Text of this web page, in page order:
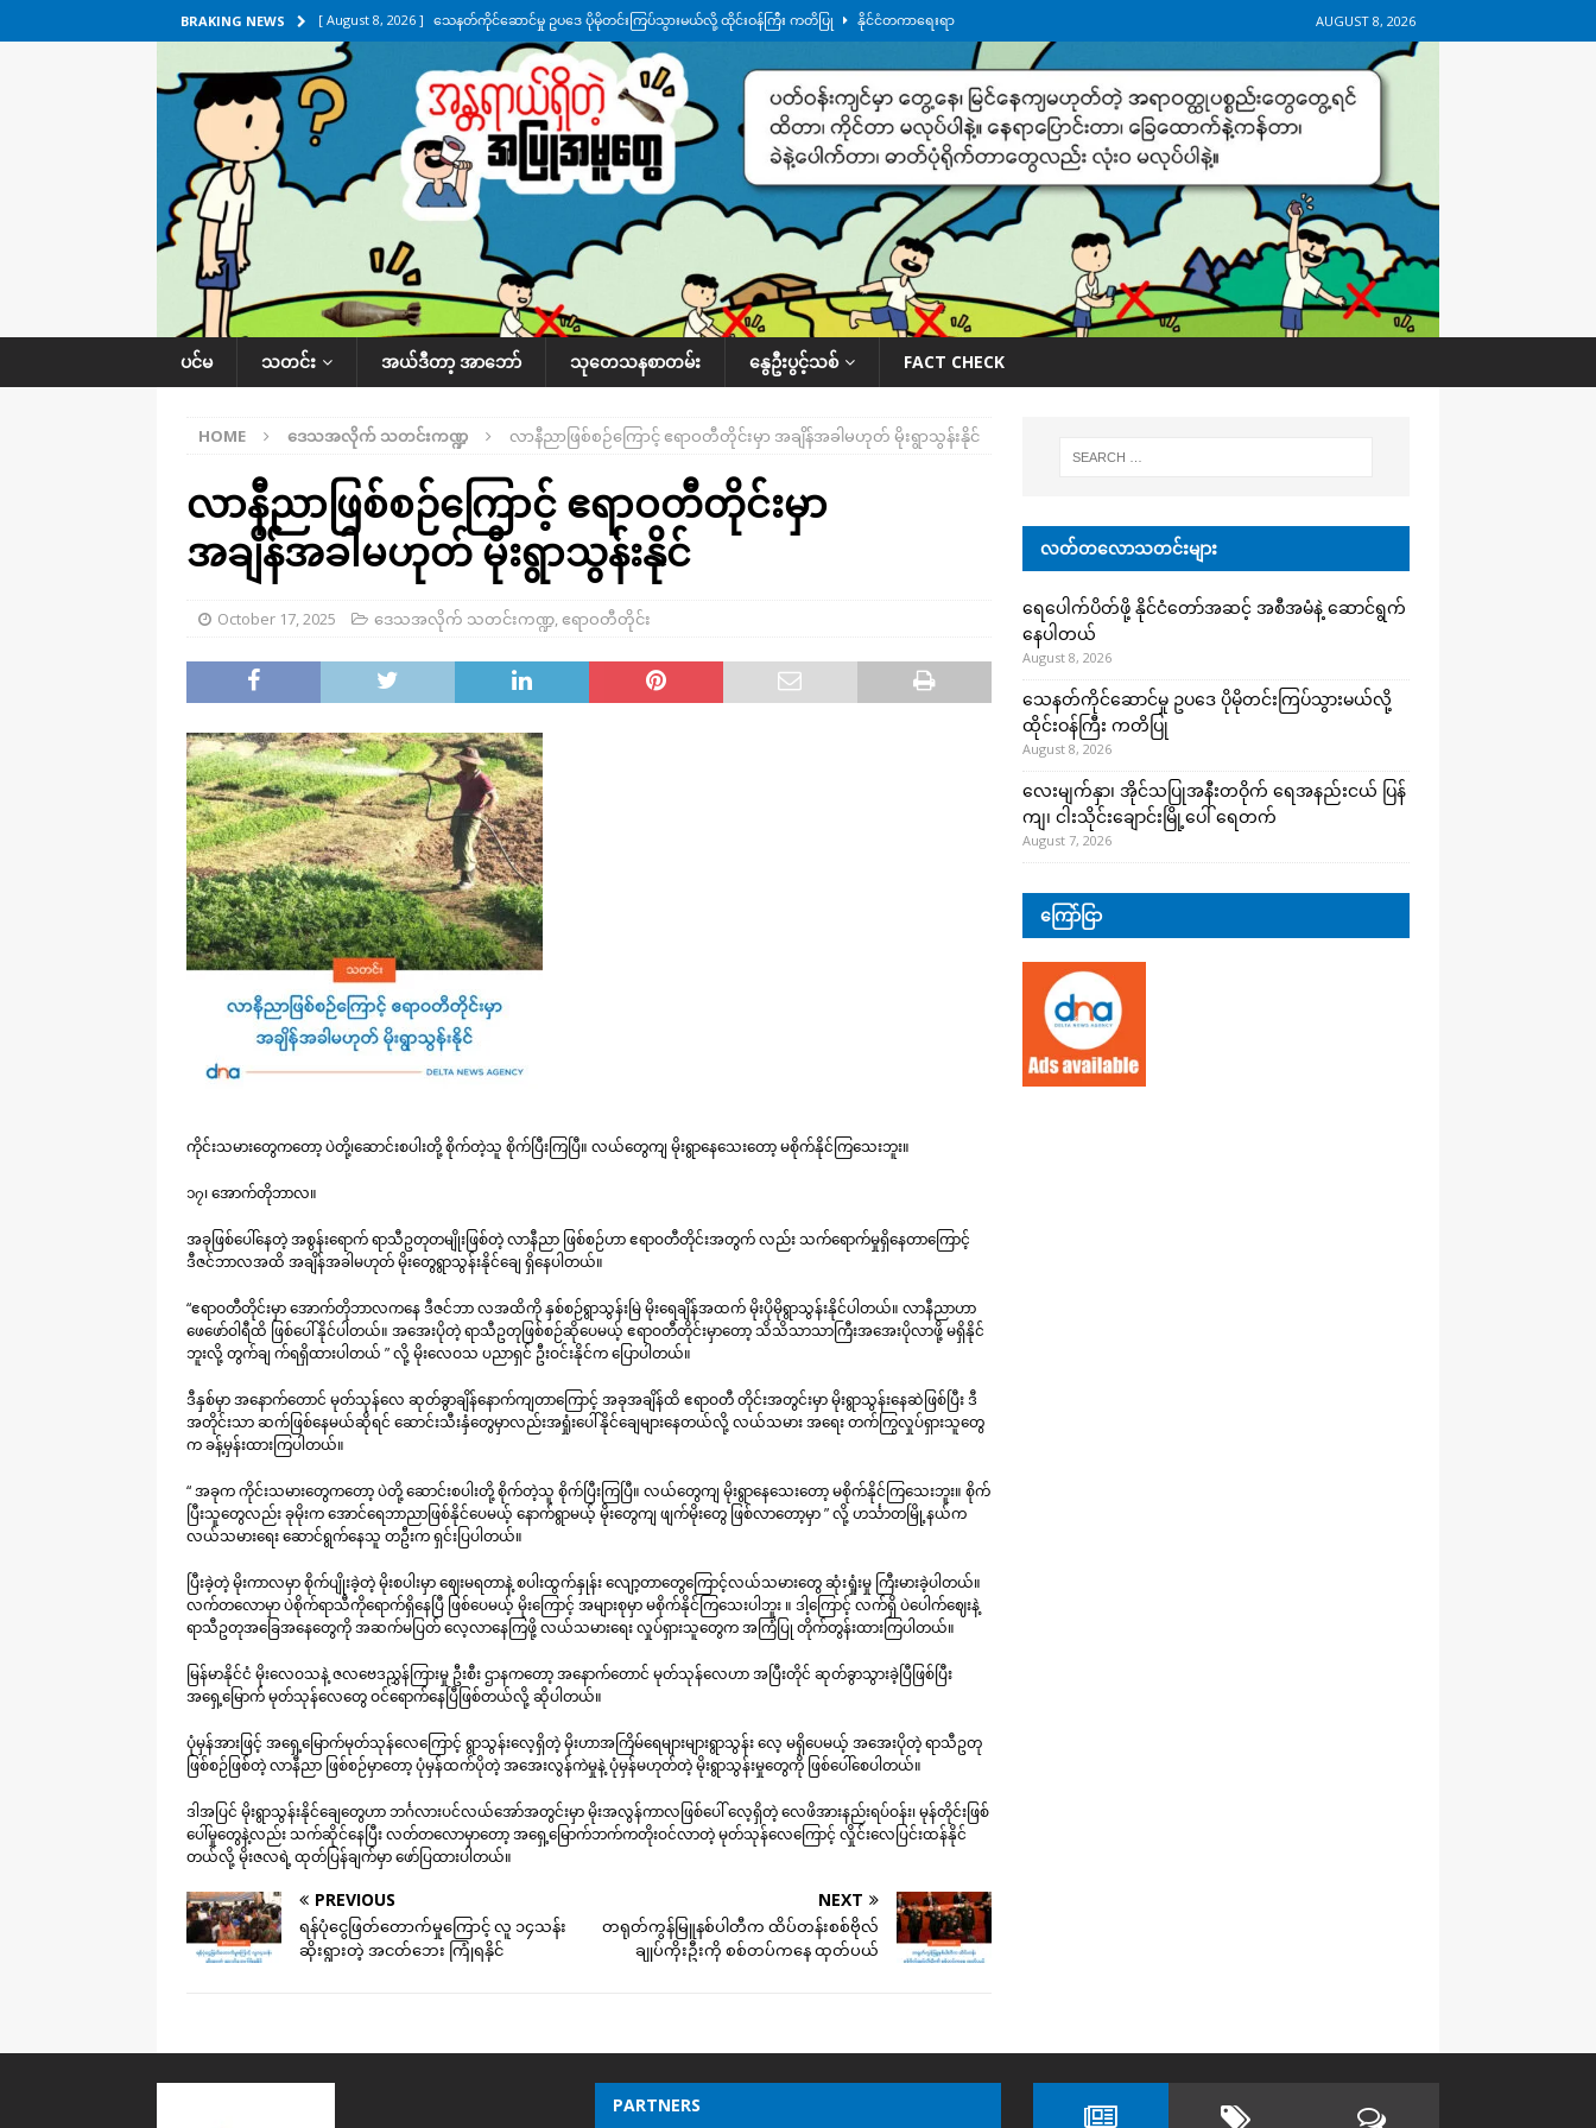
BRAKING NEWS [ August 8, 2026 ] သေနတ်ကိုင်ဆောင်မှု ဥပဒေ ပိုမိုတင်းကြပ်သွားမယ်လို့ ထိုင်းဝန်ကြီး ကတိပြု နိုင်ငံတကာရေးရာ
[ August 7, 2026 ] လေးမျက်နှာ၊ အိုင်သပြုအနီးတဝိုက် ရေအနည်းငယ် ပြန်ကျ၊ ငါးသိုင်းချောင်းမြို့ပေါ် ရေတက်
ဒေသအလိုက် သတင်းကဏ္ဍ
[ August 7, 2026 ] ရန်ကုန်မြစ်အတွင်း ထူးကဲဒီရေ အ​မြင့် ၂၁ ပေကျော်အထိ တက်မယ်လို့ သတိပေး ဒေသအလိုက်
သတင်းကဏ္ဍ
[ August 7, 2026 ] လွှတ်တော်ကို ရောက်လာတဲ့ ဦးမင်အောင်လှိုင်ကို ထိုင်းလွှတ်တော်အမတ် အော်ဟစ်ဆန္ဒပြ
UNCATEGORIZED
[ August 8, 2026 ] ရေပေါက်ပိတ်ဖို့ နိုင်ငံတော်အဆင့် အစီအမံနဲ့ ဆောင်ရွက်နေပါတယ် ဆောင်းပါး
AUGUST 8, 2026
ပင်မ သတင်း အယ်ဒီတာ့ အာဘော် သုတေသနစာတမ်း နွေဦးပွင့်သစ် FACT CHECK
HOME ဒေသအလိုက် သတင်းကဏ္ဍ လာနီညာဖြစ်စဉ်ကြောင့် ဧရာဝတီတိုင်းမှာ အချိန်အခါမဟုတ် မိုးရွာသွန်းနိုင်
လာနီညာဖြစ်စဉ်ကြောင့် ဧရာဝတီတိုင်းမှာ
အချိန်အခါမဟုတ် မိုးရွာသွန်းနိုင်
October 17, 2025 ဒေသအလိုက် သတင်းကဏ္ဍ,ဧရာဝတီတိုင်း
ကိုင်းသမားတွေကတော့ ပဲတို့၊ဆောင်းစပါးတို့ စိုက်တဲ့သူ စိုက်ပြီးကြပြီ။ လယ်တွေကျ မိုးရွာနေသေးတော့ မစိုက်နိုင်ကြသေးဘူး။
၁၇၊ အောက်တိုဘာလ။
အခုဖြစ်ပေါ်နေတဲ့ အစွန်းရောက် ရာသီဥတုတမျိုးဖြစ်တဲ့ လာနီညာ ဖြစ်စဉ်ဟာ ဧရာဝတီတိုင်းအတွက် လည်း သက်‌ရောက်မှုရှိနေတာကြောင့်
ဒီဇင်ဘာလအထိ အချိန်အခါမဟုတ် မိုးတွေရွာသွန်းနိုင်ချေ ရှိနေပါတယ်။
“ဧရာဝတီတိုင်းမှာ အောက်တိုဘာလကနေ ဒီဇင်ဘာ လအထိကို နှစ်စဉ်ရွာသွန်းမြဲ မိုးရေချိန်အထက် မိုးပိုမိုရွာသွန်းနိုင်ပါတယ်။ လာနီညာဟာ
ဖေဖော်ဝါရီထိ ဖြစ်ပေါ်နိုင်ပါတယ်။ အအေးပိုတဲ့ ရာသီဥတုဖြစ်စဉ်ဆိုပေမယ့် ဧရာဝတီတိုင်းမှာတော့ သိသိသာသာကြီးအအေးပိုလာဖို့ မရှိနိုင်
ဘူးလို့ တွက်ချ က်ရရှိထားပါတယ် ” လို့ မိုးလေဝသ ပညာရှင် ဦးဝင်းနိုင်က ပြောပါတယ်။
ဒီနှစ်မှာ အနောက်တောင် မုတ်သုန်လေ ဆုတ်ခွာချိန်နောက်ကျတာကြောင့် အခုအချိန်ထိ ဧရာဝတီ တိုင်းအတွင်းမှာ မိုးရွာသွန်းနေဆဲဖြစ်ပြီး ဒီ
အတိုင်းသာ ဆက်ဖြစ်နေမယ်ဆိုရင် ဆောင်းသီးနှံတွေမှာလည်းအရှုံးပေါ်နိုင်ချေများနေတယ်လို့ လယ်သမား အရေး တက်ကြွလှုပ်ရှားသူတွေ
က ခန့်မှန်းထားကြပါတယ်။
“ အခုက ကိုင်းသမားတွေကတော့ ပဲတို့ ဆောင်းစပါးတို့ စိုက်တဲ့သူ စိုက်ပြီးကြပြီ။ လယ်တွေကျ မိုးရွာနေသေးတော့ မစိုက်နိုင်ကြသေးဘူး။ စိုက်
ပြီးသူတွေလည်း ခုမိုးက အောင်ရေဘာညာဖြစ်နိုင်ပေမယ့် နောက်ရွာမယ့် မိုးတွေကျ ဖျက်မိုးတွေ ဖြစ်လာတော့မှာ ” လို့ ဟင်္သာတမြို့နယ်က
လယ်သမားရေး ဆောင်ရွက်နေသူ တဦးက ရှင်းပြပါတယ်။
ပြီးခဲ့တဲ့ မိုးကာလမှာ စိုက်ပျိုးခဲ့တဲ့ မိုးစပါးမှာ ဈေးမရတာနဲ့ စပါးထွက်နှုန်း လျော့တာတွေကြောင့်လယ်သမားတွေ ဆုံးရှုံးမှု ကြီးမားခဲ့ပါတယ်။
လက်တလောမှာ ပဲစိုက်ရာသီကိုရောက်ရှိနေပြီ ဖြစ်ပေမယ့် မိုးကြောင့် အများစုမှာ မစိုက်နိုင်ကြသေးပါဘူး ။ ဒါ့ကြောင့် လက်ရှိ ပဲပေါက်ဈေးနဲ့
ရာသီဥတုအခြေအနေတွေကို အဆက်မပြတ် လေ့လာနေကြဖို့ လယ်သမားရေး လှုပ်ရှားသူတွေက အကြံပြု တိုက်တွန်းထားကြပါတယ်။
မြန်မာနိုင်ငံ မိုးလေဝသနဲ့ ဇလဗေဒညွှန်ကြားမှု ဦးစီး ဌာနကတော့ အနောက်တောင် မုတ်သုန်လေဟာ အပြီးတိုင် ဆုတ်ခွာသွားခဲ့ပြီဖြစ်ပြီး
အရှေ့မြောက် မုတ်သုန်လေတွေ ဝင်ရောက်နေပြီဖြစ်တယ်လို့ ဆိုပါတယ်။
ပုံမှန်အားဖြင့် အရှေ့မြောက်မုတ်သုန်လေကြောင့် ရွာသွန်းလေ့ရှိတဲ့ မိုးဟာအကြိမ်ရေများများရွာသွန်း လေ့ မရှိပေမယ့် အအေးပိုတဲ့ ရာသီဥတု
ဖြစ်စဉ်ဖြစ်တဲ့ လာနီညာ ဖြစ်စဉ်မှာတော့ ပုံမှန်ထက်ပိုတဲ့ အအေးလွန်ကဲမှုနဲ့ ပုံမှန်မဟုတ်တဲ့ မိုးရွာသွန်းမှုတွေကို ဖြစ်ပေါ်စေပါတယ်။
ဒါအပြင် မိုးရွာသွန်းနိုင်ချေတွေဟာ ဘင်္ဂလားပင်လယ်အော်အတွင်းမှာ မိုးအလွန်ကာလဖြစ်ပေါ် လေ့ရှိတဲ့ လေဖိအားနည်းရပ်ဝန်း၊ မုန်တိုင်းဖြစ်
ပေါ်မှုတွေနဲ့လည်း သက်ဆိုင်နေပြီး လတ်တလောမှာတော့ အရှေ့မြောက်ဘက်ကတိုးဝင်လာတဲ့ မုတ်သုန်လေကြောင့် လှိုင်းလေပြင်းထန်နိုင်
တယ်လို့ မိုးဇလရဲ့ ထုတ်ပြန်ချက်မှာ ဖော်ပြထားပါတယ်။
PREVIOUS
ရန်ပုံငွေဖြတ်တောက်မှုကြောင့် လူ ၁၄သန်း
ဆိုးရွားတဲ့ အငတ်ဘေး ကြုံရနိုင်
NEXT
တရုတ်ကွန်မြူနစ်ပါတီက ထိပ်တန်းစစ်ဗိုလ်
ချုပ်ကိုးဦးကို စစ်တပ်ကနေ ထုတ်ပယ်
လတ်တလောသတင်းများ
ရေပေါက်ပိတ်ဖို့ နိုင်ငံတော်အဆင့် အစီအမံနဲ့ ဆောင်ရွက်
နေပါတယ်
August 8, 2026
သေနတ်ကိုင်ဆောင်မှု ဥပဒေ ပိုမိုတင်းကြပ်သွားမယ်လို့
ထိုင်းဝန်ကြီး ကတိပြု
August 8, 2026
လေးမျက်နှာ၊ အိုင်သပြုအနီးတဝိုက် ရေအနည်းငယ် ပြန်
ကျ၊ ငါးသိုင်းချောင်းမြို့ပေါ် ရေတက်
August 7, 2026
ကြော်ငြာ
PARTNERS